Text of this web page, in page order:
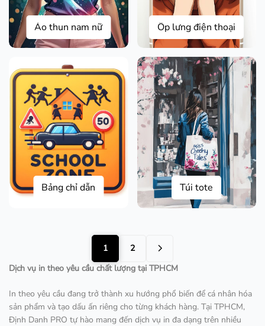
Áo thun nam nữ Ốp lưng điện thoại
Bảng chỉ dẫn Túi tote
1
2
Dịch vụ in theo yêu cầu chất lượng tại TPHCM
In theo yêu cầu đang trở thành xu hướng phổ biến để cá nhân hóa
sản phẩm và tạo dấu ấn riêng cho từng khách hàng. Tại TPHCM,
Định Danh PRO tự hào mang đến dịch vụ in đa dạng trên nhiều